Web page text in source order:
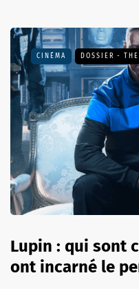
CINÉMA DOSSIER -
Lupin : qui sont
ont incarné le